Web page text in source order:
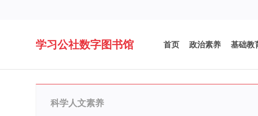
学习公社数字图书馆 首页 政治素养 基础教
科学人文素养